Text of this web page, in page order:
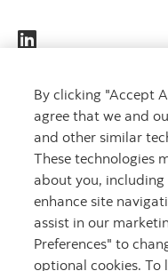
DES
CAPITAUX
QUI
POUR
By clicking "Accept
agree that we and
and other similar
These technologies
about you,
enhance site
assist in our
Preferences" to
optional cookies. To